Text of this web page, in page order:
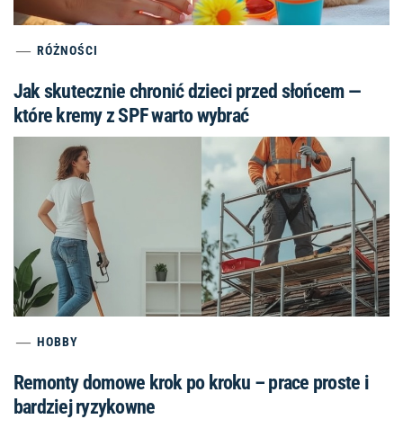
RÓŻNOŚCI
Jak skutecznie chronić dzieci przed słońcem —
które kremy z SPF warto wybrać
HOBBY
Remonty domowe krok po kroku – prace proste i
bardziej ryzykowne